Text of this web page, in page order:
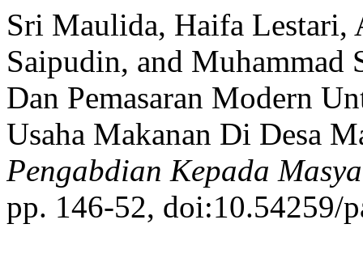
Sri Maulida, Haifa Lestari,
Saipudin, and Muhammad
Dan Pemasaran Modern
Usaha Makanan Di Desa
Pengabdian Kepada
pp. 146-52, doi:10.54259/